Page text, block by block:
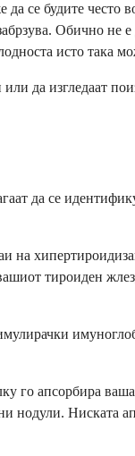
се будите често
Обично не е
исто така
да изгледаат
да се
на
тироиден
го апсорбира
нодули. Ниската